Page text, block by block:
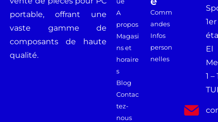
portable, offrant une
vaste gamme de
composants de haute
qualité.
A
propos
Magasi
ns et
horaire
s
Blog
Contac
tez-
nous
Comm
andes
Infos
person
nelles
1er
El
1 –